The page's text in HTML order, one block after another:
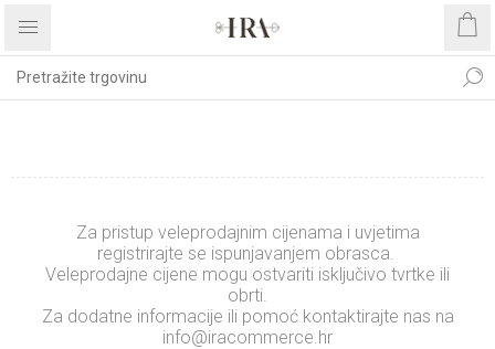
Za pristup veleprodajnim cijenama i uvjetima
registrirajte se ispunjavanjem obrasca.
Veleprodajne cijene mogu ostvariti isključivo tvrtke ili
obrti.
Za dodatne informacije ili pomoć kontaktirajte nas na
info@iracommerce.hr